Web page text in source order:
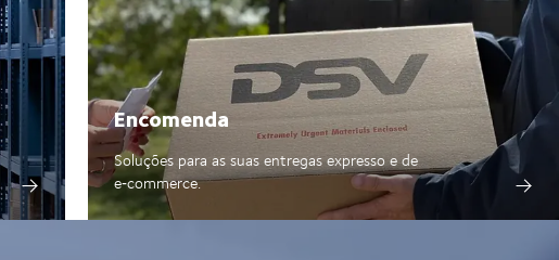
Encomenda
Soluções para as suas entregas expresso e de
e‑commerce.